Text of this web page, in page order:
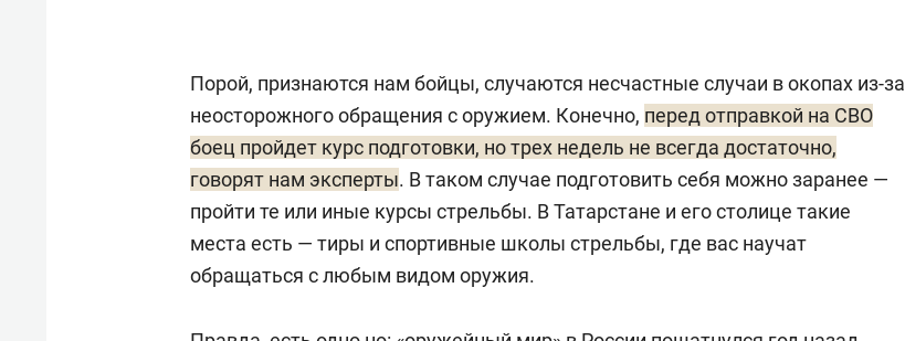
Порой, признаются нам бойцы, случаются несчастные случаи в окопах из-за
неосторожного обращения с оружием. Конечно, перед отправкой на СВО
боец пройдет курс подготовки, но трех недель не всегда достаточно,
говорят нам эксперты. В таком случае подготовить себя можно заранее —
пройти те или иные курсы стрельбы. В Татарстане и его столице такие
места есть — тиры и спортивные школы стрельбы, где вас научат
обращаться с любым видом оружия.